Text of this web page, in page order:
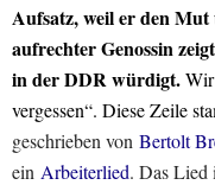
Aufsatz, weil er den
aufrechter Genossin
in der DDR würdigt.
vergessen“. Diese Zeile
geschrieben von Bertolt
ein Arbeiterlied. Das Lied